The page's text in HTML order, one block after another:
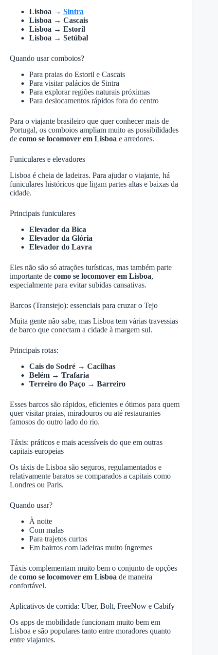
Lisboa → Sintra
Lisboa → Cascais
Lisboa → Estoril
Lisboa → Setúbal
Quando usar comboios?
Para praias do Estoril e Cascais
Para visitar palácios de Sintra
Para explorar regiões naturais próximas
Para deslocamentos rápidos fora do centro
Para o viajante brasileiro que quer conhecer mais de
Portugal, os comboios ampliam muito as possibilidades
de como se locomover em Lisboa e arredores.
Funiculares e elevadores
Lisboa é cheia de ladeiras. Para ajudar o viajante, há
funiculares históricos que ligam partes altas e baixas da
cidade.
Principais funiculares
Elevador da Bica
Elevador da Glória
Elevador do Lavra
Eles não são só atrações turísticas, mas também parte
importante de como se locomover em Lisboa,
especialmente para evitar subidas cansativas.
Barcos (Transtejo): essenciais para cruzar o Tejo
Muita gente não sabe, mas Lisboa tem várias travessias
de barco que conectam a cidade à margem sul.
Principais rotas:
Cais do Sodré → Cacilhas
Belém → Trafaria
Terreiro do Paço → Barreiro
Esses barcos são rápidos, eficientes e ótimos para quem
quer visitar praias, miradouros ou até restaurantes
famosos do outro lado do rio.
Táxis: práticos e mais acessíveis do que em outras
capitais europeias
Os táxis de Lisboa são seguros, regulamentados e
relativamente baratos se comparados a capitais como
Londres ou Paris.
Quando usar?
À noite
Com malas
Para trajetos curtos
Em bairros com ladeiras muito íngremes
Táxis complementam muito bem o conjunto de opções
de como se locomover em Lisboa de maneira
confortável.
Aplicativos de corrida: Uber, Bolt, FreeNow e Cabify
Os apps de mobilidade funcionam muito bem em
Lisboa e são populares tanto entre moradores quanto
entre viajantes.